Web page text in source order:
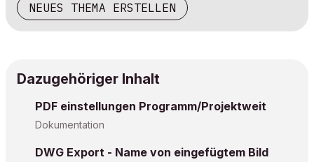
NEUES THEMA ERSTELLEN
Dazugehöriger Inhalt
PDF einstellungen Programm/Projektweit
Dokumentation
DWG Export - Name von eingefügtem Bild